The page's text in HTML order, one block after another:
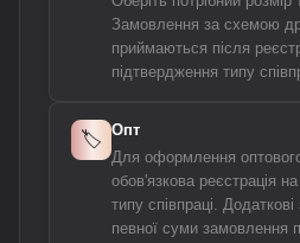
Замовлення за схемою
приймаються після
підтвердження типу
🏷️ Опт
Для оформлення
обов'язкова реєстрація
типу співпраці.
певної суми замовлення